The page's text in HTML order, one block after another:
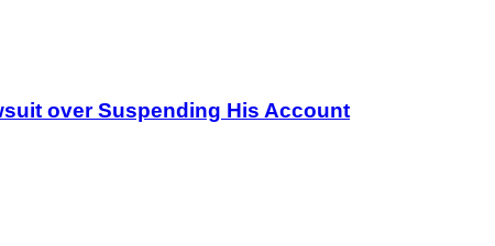
over Suspending His Account